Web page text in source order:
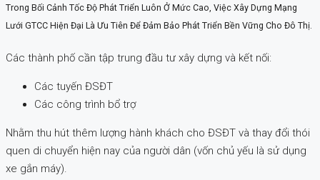
Trong Bối Cảnh Tốc Độ Phát Triển Luôn Ở Mức Cao, Việc Xây Dựng Mạng
Lưới GTCC Hiện Đại Là Ưu Tiên Để Đảm Bảo Phát Triển Bền Vững Cho Đô Thị.
Các thành phố cần tập trung đầu tư xây dựng và kết nối:
Các tuyến ĐSĐT
Các công trình bổ trợ
Nhằm thu hút thêm lượng hành khách cho ĐSĐT và thay đổi thói
quen di chuyển hiện nay của người dân (vốn chủ yếu là sử dụng
xe gắn máy).